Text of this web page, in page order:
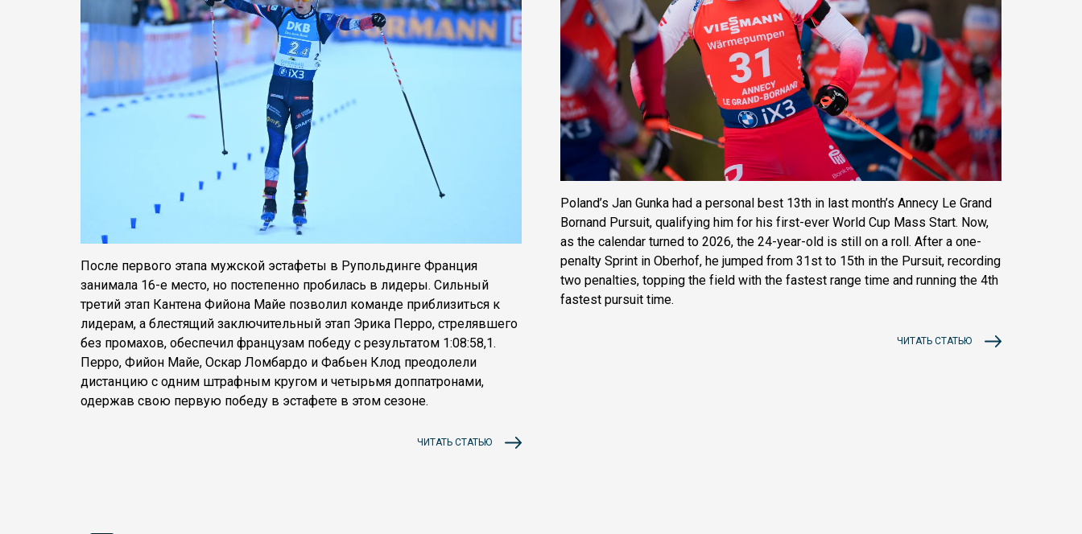
После первого этапа мужской эстафеты в Рупольдинге Франция
занимала 16-е место, но постепенно пробилась в лидеры. Сильный
третий этап Кантена Фийона Майе позволил команде приблизиться к
лидерам, а блестящий заключительный этап Эрика Перро, стрелявшего
без промахов, обеспечил французам победу с результатом 1:08:58,1.
Перро, Фийон Майе, Оскар Ломбардо и Фабьен Клод преодолели
дистанцию с одним штрафным кругом и четырьмя доппатронами,
одержав свою первую победу в эстафете в этом сезоне.
ЧИТАТЬ СТАТЬЮ
Poland’s Jan Gunka had a personal best 13th in last month’s Annecy Le Grand
Bornand Pursuit, qualifying him for his first-ever World Cup Mass Start. Now,
as the calendar turned to 2026, the 24-year-old is still on a roll. After a one-
penalty Sprint in Oberhof, he jumped from 31st to 15th in the Pursuit, recording
two penalties, topping the field with the fastest range time and running the 4th
fastest pursuit time.
ЧИТАТЬ СТАТЬЮ